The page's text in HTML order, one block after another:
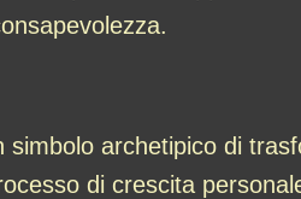
archetipico di
di crescita